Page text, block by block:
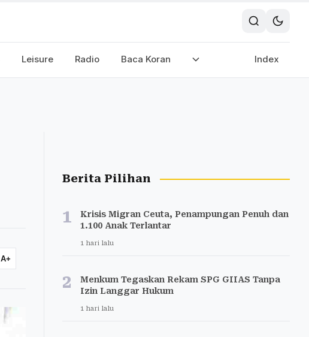
Leisure Radio Baca Koran Index
A+
Berita Pilihan
1
Krisis Migran Ceuta, Penampungan Penuh dan
1.100 Anak Terlantar
1 hari lalu
2
Menkum Tegaskan Rekam SPG GIIAS Tanpa
Izin Langgar Hukum
1 hari lalu